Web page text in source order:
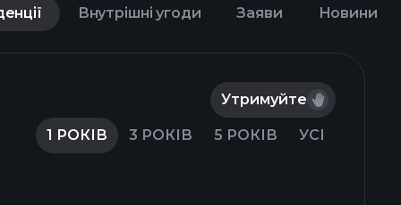
Внутрішні угоди Заяви Новини
Утримуйте
1 РОКІВ 3 РОКІВ 5 РОКІВ УСІ